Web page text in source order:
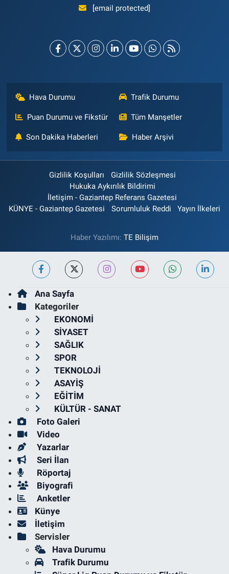
[email protected]
Hava Durumu Trafik Durumu
Puan Durumu ve Fikstür Tüm Manşetler
Son Dakika Haberleri Haber Arşivi
Gizlilik Koşulları
Gizlilik Sözleşmesi
Hukuka Aykırılık Bildirimi
İletişim - Gaziantep Referans Gazetesi
KÜNYE - Gaziantep Gazetesi
Sorumluluk Reddi Yayın İlkeleri
Haber Yazılımı: TE Bilişim
Ana Sayfa
Kategoriler
EKONOMİ
SİYASET
SAĞLIK
SPOR
TEKNOLOJİ
ASAYİŞ
EĞİTİM
KÜLTÜR - SANAT
Foto Galeri
Video
Yazarlar
Seri İlan
Röportaj
Biyografi
Anketler
Künye
İletişim
Servisler
Hava Durumu
Trafik Durumu